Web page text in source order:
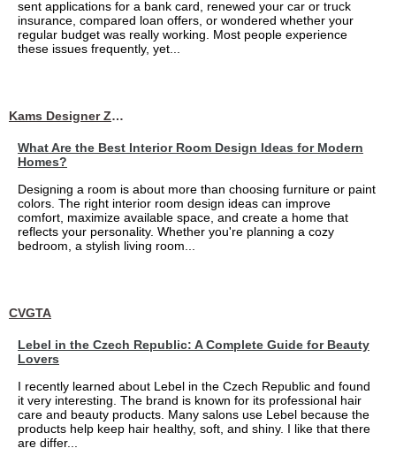
sent applications for a bank card, renewed your car or truck
insurance, compared loan offers, or wondered whether your
regular budget was really working. Most people experience
these issues frequently, yet...
Kams Designer Zone
What Are the Best Interior Room Design Ideas for Modern
Homes?
Designing a room is about more than choosing furniture or paint
colors. The right interior room design ideas can improve
comfort, maximize available space, and create a home that
reflects your personality. Whether you're planning a cozy
bedroom, a stylish living room...
CVGTA
Lebel in the Czech Republic: A Complete Guide for Beauty
Lovers
I recently learned about Lebel in the Czech Republic and found
it very interesting. The brand is known for its professional hair
care and beauty products. Many salons use Lebel because the
products help keep hair healthy, soft, and shiny. I like that there
are differ...